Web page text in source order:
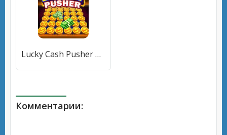
Lucky Cash Pusher Coin Games (Лаки Кэш Пушер Коин Геймс) [МОД Все открыто] APK Android
Комментарии: